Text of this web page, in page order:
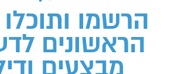
הרשמו
הראשונים